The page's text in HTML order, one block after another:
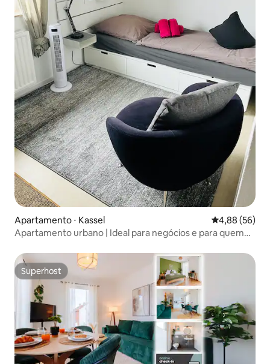
Apartamento ⋅ Kassel 4,88 de uma
4,88 (56)
Apartamento urbano | Ideal para negócios e para quem
Superhost
Superhost